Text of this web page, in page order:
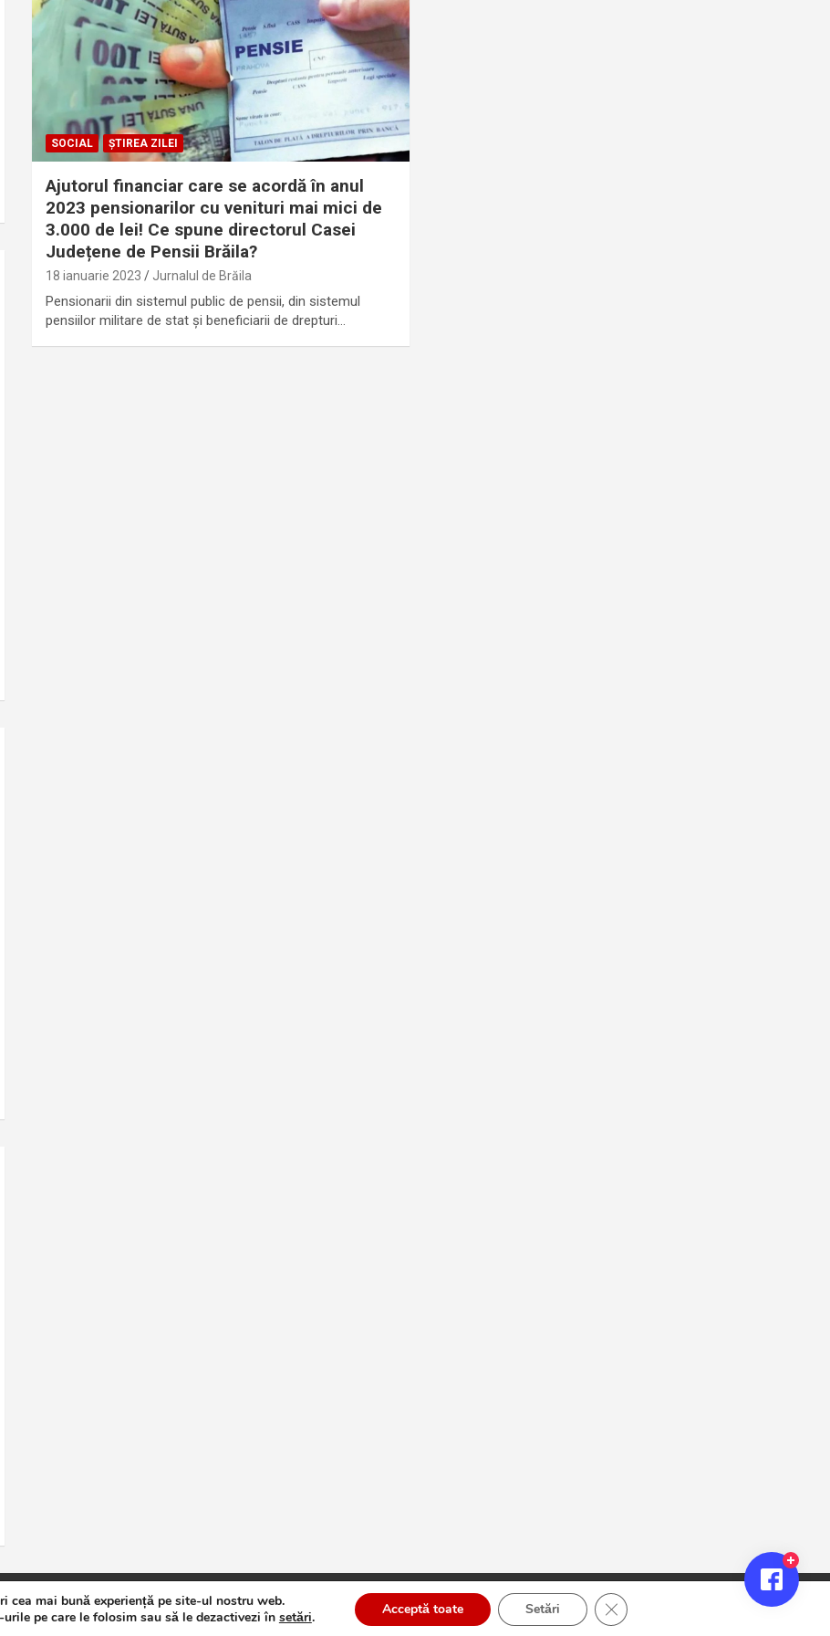
SOCIAL ȘTIREA ZILEI
Ajutorul financiar care se acordă în anul
2023 pensionarilor cu venituri mai mici de
3.000 de lei! Ce spune directorul Casei
Județene de Pensii Brăila?
18 ianuarie 2023 Jurnalul de Brăila
Pensionarii din sistemul public de pensii, din sistemul
pensiilor militare de stat și beneficiarii de drepturi…
Theme by:Theme Horse Proudly Powered by: WordPress
cea mai bună experiență pe site-ul nostru web.
pe care le folosim sau să le dezactivezi în setări. Acceptă toate Setări Close GDPR Cookie Banner